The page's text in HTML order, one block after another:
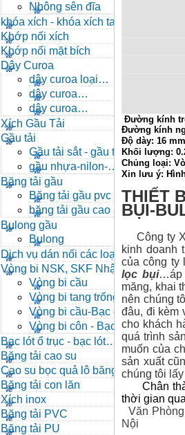
Nhông sên đĩa
khóa xích - khóa xích tai eo
- khóa xích công nghiệp
Khớp nối xích
Khớp nối mặt bích
Dây Curoa
dây curoa loại
A,B,C,D,E
dây curoa
SPZ,SPA,SPB,SPC
dây curoa
XPZ,XPA,XPB,XPC
Xích Gầu Tải
Gầu tải
Gầu tải sắt - gầu tải
inox
gầu nhựa-nilon-
HDPE
Băng tải gầu
Băng tải gầu pvc
băng tải gầu cao su
Bulong gầu
Bulong
Dịch vụ dán nối các loại
băng tải
Vòng bi NSK, SKF Nhật
Vòng bi cầu
Vòng bi tang trống tự
lựa
Vòng bi cầu-Bạc đạn
cầu
Vòng bi côn - Bạc
đạn côn
Bạc lót ổ trục - bạc lót
nhông
Băng tải cao su
Cao su bọc quả lô băng tải
Băng tải con lăn
Xích inox
Băng tải PVC
Băng tải PU
Đường kính
Đường kính
Độ dày: 16 mm
Khối lượng:
Chủng loại:
Xin lưu ý:
THIẾT
BỤI-
Công ty
kinh doanh
của công ty
lọc bụi…áp
măng, khai
nên chúng
đâu, đi kèm
cho khách
quá trình
muốn của
sản xuất
chúng tôi
Chân
thời gian
Văn
Nội